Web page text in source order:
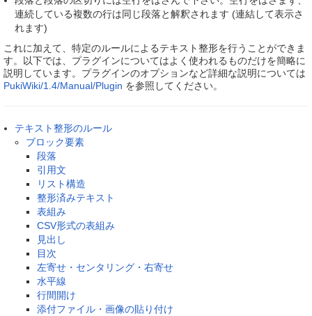
連続している複数の行は同じ段落と解釈されます (連結して表示さ
れます)
これに加えて、特定のルールによるテキスト整形を行うことができま
す。以下では、プラグインについてはよく使われるものだけを簡略に
説明しています。プラグインのオプションなど詳細な説明については
PukiWiki/1.4/Manual/Plugin を参照してください。
テキスト整形のルール
ブロック要素
段落
引用文
リスト構造
整形済みテキスト
表組み
CSV形式の表組み
見出し
目次
左寄せ・センタリング・右寄せ
水平線
行間開け
添付ファイル・画像の貼り付け